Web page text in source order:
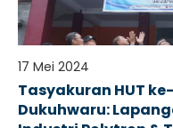
17 Mei 2024
Tasyakuran HUT
Dukuhwaru: